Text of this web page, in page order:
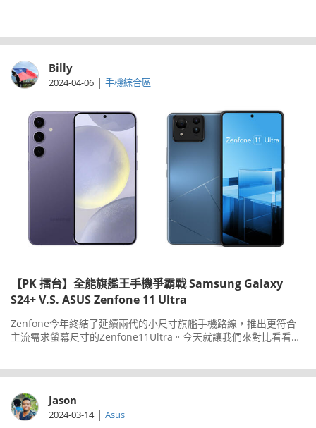
Billy
2024-04-06 | 手機綜合區
【PK 擂台】全能旗艦王手機爭霸戰 Samsung Galaxy
S24+ V.S. ASUS Zenfone 11 Ultra
Zenfone今年終結了延續兩代的小尺寸旗艦手機路線，推出更符合
主流需求螢幕尺寸的Zenfone11Ultra。今天就讓我們來對比看看，
Jason
2024-03-14 | Asus